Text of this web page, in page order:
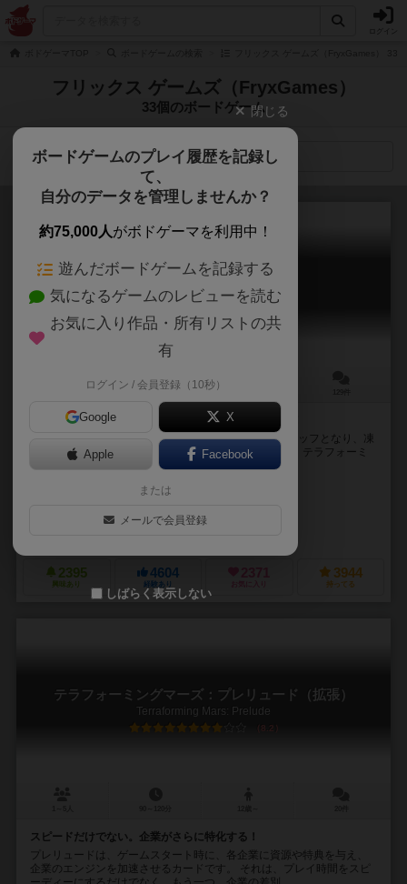
フリックス ゲームズ（FryxGames）
33個のボードゲーム
検索メニュー
テラフォーミングマーズ
Terraforming Mars
90～120分
火星を開拓してテラフォーミングさせるのは、きみだ！
■ストーリー：プレイヤーは火星を開拓する企業のスタッフとなり、凍
てつく星の気温を上げ、水を、緑を、酸素を供給させ、テラフォーミ
ングを成し遂げることになります。 複数のラ...
ジェイコブ・フリゼリウス（Jacob Fryxelius）
2395
興味あり
4604
経験あり お気に入り
3944
持ってる
テラフォーミングマーズ：プレリュード（拡張）
Terraforming Mars: Prelude
8.2
スピードだけでない。企業がさらに特化する！
プレリュードは、ゲームスタート時に、各企業に資源や特典を与え、
企業のエンジンを加速させるカードです。 それは、プレイ時間をスピ
閉じる
ボードゲームのプレイ履歴を記録し
て、
自分のデータを管理しませんか？
約75,000人がボドゲーマを利用中！
遊んだボードゲームを記録する
気になるゲームのレビューを読む
お気に入り作品・所有リストの共
有
ログイン / 会員登録（10秒）
Google X
Apple Facebook
または
メールで会員登録
しばらく表示しない